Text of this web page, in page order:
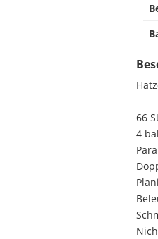
66
4